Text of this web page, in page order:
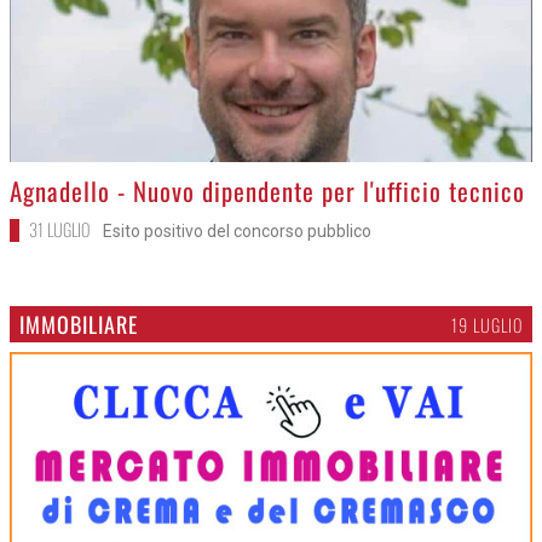
>
Agnadello - Nuovo dipendente per l'ufficio tecnico
31 LUGLIO Esito positivo del concorso pubblico
IMMOBILIARE 19 LUGLIO